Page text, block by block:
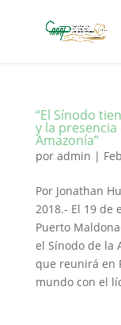
“El Sínodo
y la presencia
Amazonía”
por admin |
Por Jonathan
2018.- El 19 de
Puerto
el Sínodo de la
que reunirá en
mundo con el